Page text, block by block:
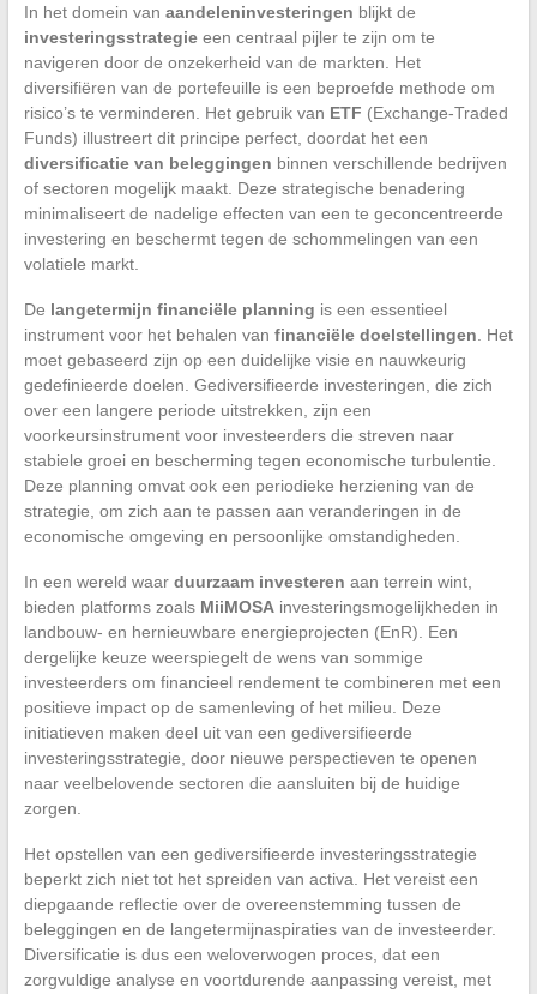
In het domein van aandeleninvesteringen blijkt de
investeringsstrategieeen centraal pijler te zijn om te
navigeren door de onzekerheid van de markten. Het
diversifiëren van de portefeuille is een beproefde methode om
risico’s te verminderen. Het gebruik van ETF (Exchange-Traded
Funds) illustreert dit principe perfect, doordat het een
diversificatie van beleggingen binnen verschillende bedrijven
of sectoren mogelijk maakt. Deze strategische benadering
minimaliseert de nadelige effecten van een te geconcentreerde
investering en beschermt tegen de schommelingen van een
volatiele markt.
De langetermijn financiële planning is een essentieel
instrument voor het behalen van financiële doelstellingen . Het
moet gebaseerd zijn op een duidelijke visie en nauwkeurig
gedefinieerde doelen. Gediversifieerde investeringen, die zich
over een langere periode uitstrekken, zijn een
voorkeursinstrument voor investeerders die streven naar
stabiele groei en bescherming tegen economische turbulentie.
Deze planning omvat ook een periodieke herziening van de
strategie, om zich aan te passen aan veranderingen in de
economische omgeving en persoonlijke omstandigheden.
In een wereld waar duurzaam investeren aan terrein wint,
bieden platforms zoals MiiMOSAinvesteringsmogelijkheden in
landbouw- en hernieuwbare energieprojecten (EnR). Een
dergelijke keuze weerspiegelt de wens van sommige
investeerders om financieel rendement te combineren met een
positieve impact op de samenleving of het milieu. Deze
initiatieven maken deel uit van een gediversifieerde
investeringsstrategie, door nieuwe perspectieven te openen
naar veelbelovende sectoren die aansluiten bij de huidige
zorgen.
Het opstellen van een gediversifieerde investeringsstrategie
beperkt zich niet tot het spreiden van activa. Het vereist een
diepgaande reflectie over de overeenstemming tussen de
beleggingen en de langetermijnaspiraties van de investeerder.
Diversificatie is dus een weloverwogen proces, dat een
zorgvuldige analyse en voortdurende aanpassing vereist, met